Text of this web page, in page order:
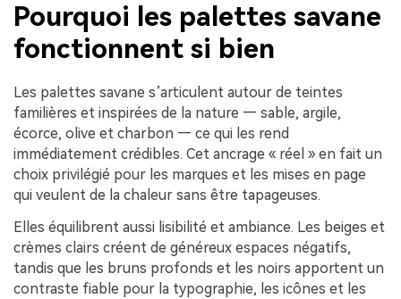
Pourquoi les palettes savane
fonctionnent si bien
Les palettes savane s’articulent autour de teintes
familières et inspirées de la nature — sable, argile,
écorce, olive et charbon — ce qui les rend
immédiatement crédibles. Cet ancrage « réel » en fait un
choix privilégié pour les marques et les mises en page
qui veulent de la chaleur sans être tapageuses.
Elles équilibrent aussi lisibilité et ambiance. Les beiges et
crèmes clairs créent de généreux espaces négatifs,
tandis que les bruns profonds et les noirs apportent un
contraste fiable pour la typographie, les icônes et les